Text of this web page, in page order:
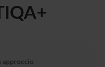
approccio